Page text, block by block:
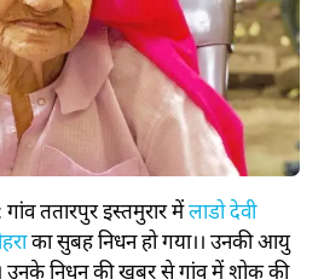
ततारपुर इस्तमुरार मेंलाडो देवी
का सुबह निधन हो गया।। उनकी आयु
उनके निधन की खबर से गांव में शोक की